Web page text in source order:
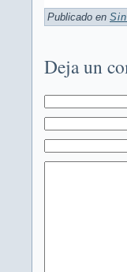
Publicado en
Deja un